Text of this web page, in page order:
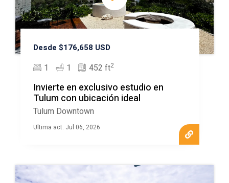
Desde $176,658 USD
1 1 452 ft2
Invierte en exclusivo estudio en
Tulum con ubicación ideal
Tulum Downtown
Ultima act. Jul 06, 2026